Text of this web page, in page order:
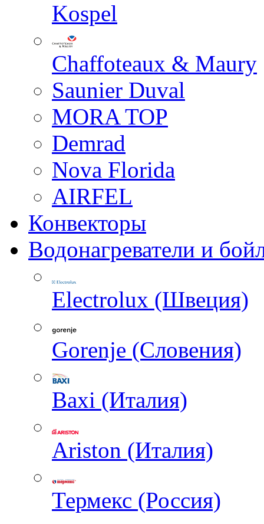
Kospel
Chaffoteaux & Maury
Saunier Duval
MORA TOP
Demrad
Nova Florida
AIRFEL
Конвекторы
Водонагреватели и
Electrolux (Швеция)
Gorenje (Словения)
Baxi (Италия)
Ariston (Италия)
Термекс (Россия)